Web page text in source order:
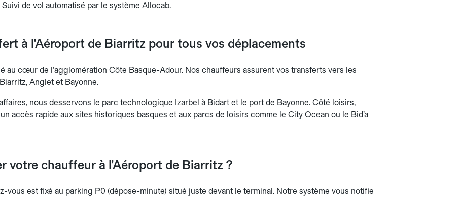
Suivi de vol automatisé par le système Allocab.
à l'Aéroport de Biarritz pour tous vos déplacements
au cœur de l'agglomération Côte Basque-Adour. Nos chauffeurs assurent vos transferts vers les
Anglet et Bayonne.
nous desservons le parc technologique Izarbel à Bidart et le port de Bayonne. Côté loisirs,
accès rapide aux sites historiques basques et aux parcs de loisirs comme le City Ocean ou le Bid’a
votre chauffeur à l'Aéroport de Biarritz ?
vous est fixé au parking P0 (dépose-minute) situé juste devant le terminal. Notre système vous notifie